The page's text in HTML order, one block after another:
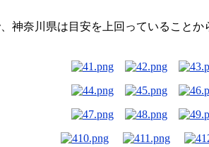
神奈川県は目安を上回っていること